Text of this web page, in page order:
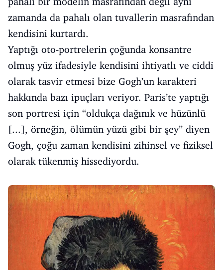
zamanda da pahalı olan tuvallerin masrafından
kendisini kurtardı.
Yaptığı oto-portrelerin çoğunda konsantre
olmuş yüz ifadesiyle kendisini ihtiyatlı ve ciddi
olarak tasvir etmesi bize Gogh’un karakteri
hakkında bazı ipuçları veriyor. Paris’te yaptığı
son portresi için “oldukça dağınık ve hüzünlü
[...], örneğin, ölümün yüzü gibi bir şey” diyen
Gogh, çoğu zaman kendisini zihinsel ve fiziksel
olarak tükenmiş hissediyordu.